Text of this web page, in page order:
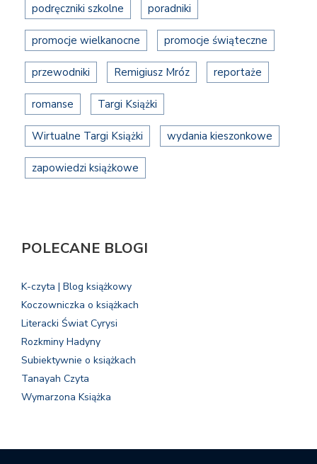
podręczniki szkolne poradniki
promocje wielkanocne promocje świąteczne
przewodniki Remigiusz Mróz reportaże
romanse Targi Książki
Wirtualne Targi Książki wydania kieszonkowe
zapowiedzi książkowe
POLECANE BLOGI
K-czyta | Blog książkowy
Koczowniczka o książkach
Literacki Świat Cyrysi
Rozkminy Hadyny
Subiektywnie o książkach
Tanayah Czyta
Wymarzona Książka